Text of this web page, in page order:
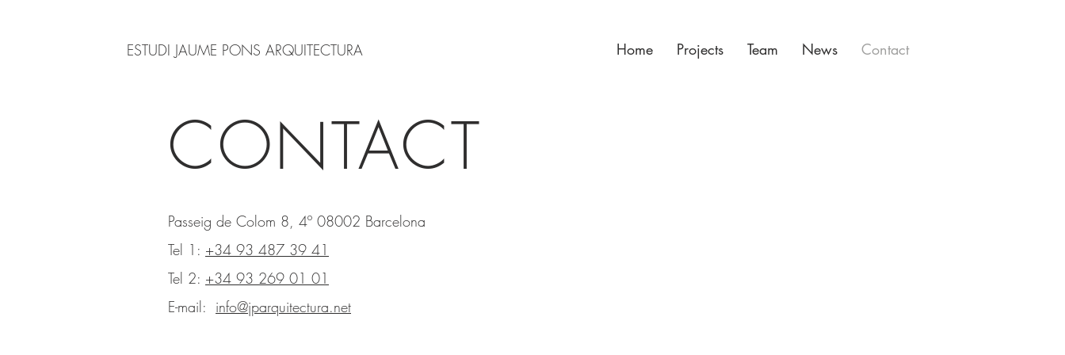
ESTUDI JAUME PONS ARQUITECTURA Home Projects Team News Contact
CONTACT
Passeig de Colom 8, 4º 08002 Barcelona
Tel 1: +34 93 487 39 41
Tel 2: +34 93 269 01 01
E-mail: info@jparquitectura.net